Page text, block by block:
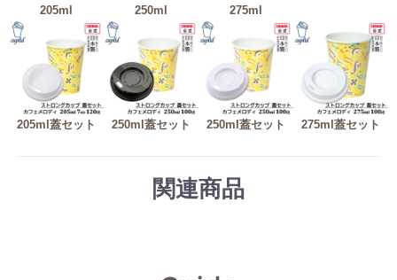
205ml
250ml
275ml
205ml蓋セット 250ml蓋セット 250ml蓋セット 275ml蓋セット
関連商品